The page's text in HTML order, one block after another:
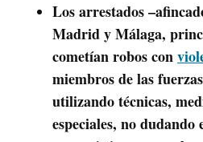
Los arrestados
Madrid y Málaga,
cometían robos con
miembros de las
utilizando técnicas,
especiales, no